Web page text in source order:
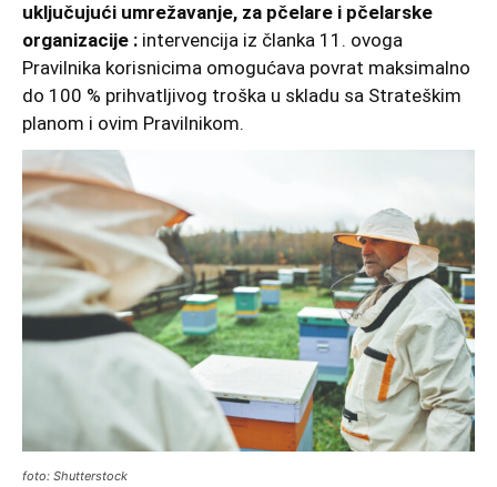
uključujući umrežavanje, za pčelare i pčelarske
organizacije : intervencija iz članka 11. ovoga
Pravilnika korisnicima omogućava povrat maksimalno
do 100 % prihvatljivog troška u skladu sa Strateškim
planom i ovim Pravilnikom.
foto: Shutterstock